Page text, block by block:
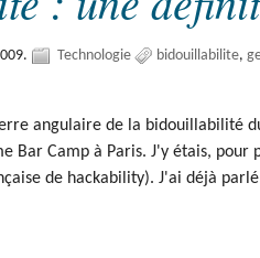
Technologie bidouillabilite
angulaire de la bidouillabilité
Bar Camp à Paris. J'y étais, pour
de hackability). J'ai déjà